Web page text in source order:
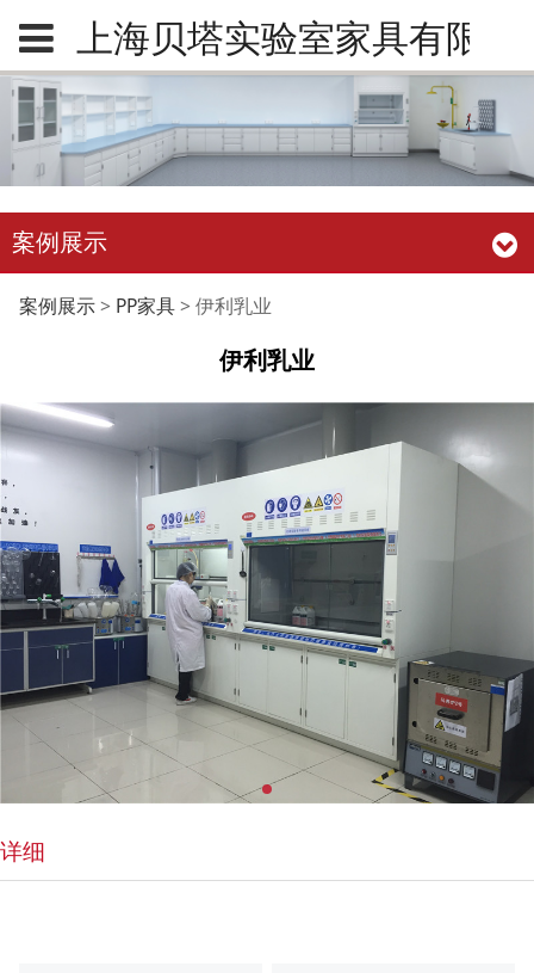
上海贝塔实验室家具有限公
案例展示
伊利乳业
案例展示> PP家具> 伊利乳业
伊利乳业
详细